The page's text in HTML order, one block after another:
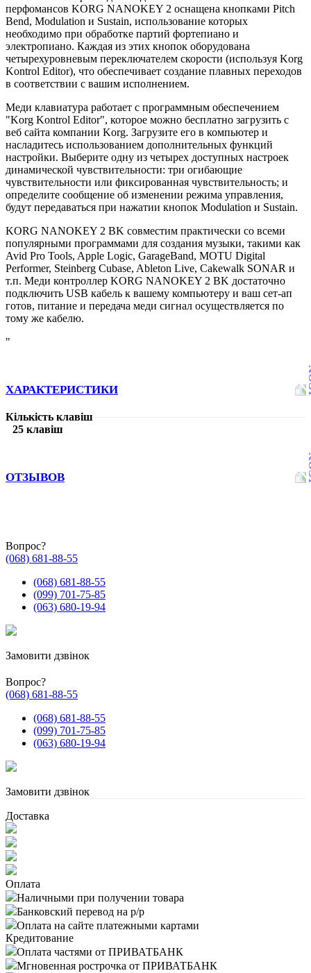
перфомансов KORG NANOKEY 2 оснащена кнопками Pitch
Bend, Modulation и Sustain, использование которых
необходимо при обработке партий фортепиано и
электропиано. Каждая из этих кнопок оборудована
четырехуровневым переключателем скорости (используя Korg
Kontrol Editor), что обеспечивает создание плавных переходов
в соответствии с вашим исполнением.
Меди клавиатура работает с программным обеспечением
"Korg Kontrol Editor", которое можно бесплатно загрузить с
веб сайта компании Korg. Загрузите его в компьютер и
насладитесь использованием дополнительных функций
настройки. Выберите одну из четырех доступных настроек
динамической чувствительности: три огибающие
чувствительности или фиксированная чувствительность; и
определите сообщение об изменении режима управления,
будут передаваться при нажатии кнопок Modulation и Sustain.
KORG NANOKEY 2 BK совместим практически со всеми
популярными программами для создания музыки, такими как
Avid Pro Tools, Apple Logic, GarageBand, MOTU Digital
Performer, Steinberg Cubase, Ableton Live, Cakewalk SONAR и
т.п. Меди контроллер KORG NANOKEY 2 BK достаточно
подключить USB кабель к вашему компьютеру и ваш сет-ап
готов, питание и передача меди сигнал осуществляется по
тому же кабелю.
"
ХАРАКТЕРИСТИКИ
Кількість клавіш
25 клавіш
ОТЗЫВОВ
Вопрос?
(068) 681-88-55
(068) 681-88-55
(099) 701-75-85
(063) 680-19-94
Замовити дзвінок
Вопрос?
(068) 681-88-55
(068) 681-88-55
(099) 701-75-85
(063) 680-19-94
Замовити дзвінок
Доставка
Оплата
Наличными при получении товара
Банковский перевод на р/р
Оплата на сайте платежными картами
Кредитование
Оплата частями от ПРИВАТБАНК
Мгновенная рострочка от ПРИВАТБАНК